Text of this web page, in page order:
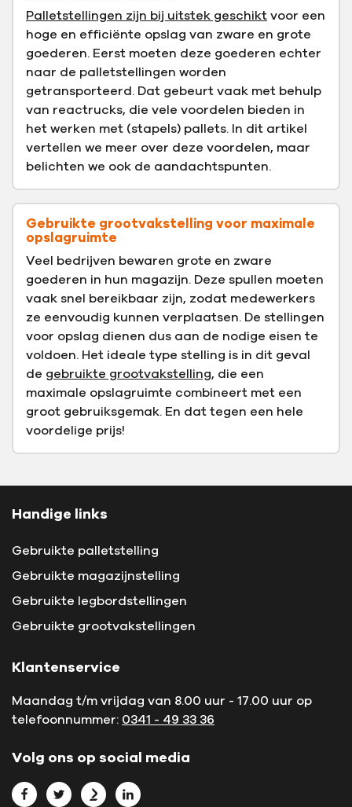
Palletstellingen zijn bij uitstek geschikt voor een
hoge en efficiënte opslag van zware en grote
goederen. Eerst moeten deze goederen echter
naar de palletstellingen worden
getransporteerd. Dat gebeurt vaak met behulp
van reactrucks, die vele voordelen bieden in
het werken met (stapels) pallets. In dit artikel
vertellen we meer over deze voordelen, maar
belichten we ook de aandachtspunten.
Gebruikte grootvakstelling voor maximale
opslagruimte
Veel bedrijven bewaren grote en zware
goederen in hun magazijn. Deze spullen moeten
vaak snel bereikbaar zijn, zodat medewerkers
ze eenvoudig kunnen verplaatsen. De stellingen
voor opslag dienen dus aan de nodige eisen te
voldoen. Het ideale type stelling is in dit geval
de gebruikte grootvakstelling, die een
maximale opslagruimte combineert met een
groot gebruiksgemak. En dat tegen een hele
voordelige prijs!
Handige links
Gebruikte palletstelling
Gebruikte magazijnstelling
Gebruikte legbordstellingen
Gebruikte grootvakstellingen
Klantenservice
Maandag t/m vrijdag van 8.00 uur - 17.00 uur op
telefoonnummer: 0341 - 49 33 36
Volg ons op social media
Bekijk L.P. Petersen op Facebook
Bekijk L.P. Petersen op Twitter
Bekijk L.P. Petersen op Marktplaats
Bekijk L.P. Petersen op LinkedIn